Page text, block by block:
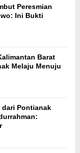
Peresmian
Ini Bukti
Barat
Melaju Menuju
dari Pontianak